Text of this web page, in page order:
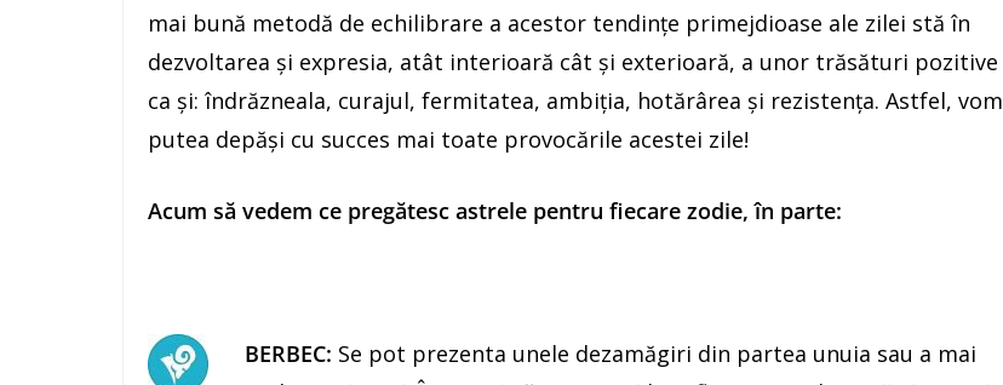
mai bună metodă de echilibrare a acestor tendinţe primejdioase ale zilei stă în
dezvoltarea şi expresia, atât interioară cât şi exterioară, a unor trăsături pozitive
ca şi: îndrăzneala, curajul, fermitatea, ambiţia, hotărârea şi rezistenţa. Astfel, vom
putea depăşi cu succes mai toate provocările acestei zile!
Acum să vedem ce pregătesc astrele pentru fiecare zodie, în parte:
BERBEC: Se pot prezenta unele dezamăgiri din partea unuia sau a mai